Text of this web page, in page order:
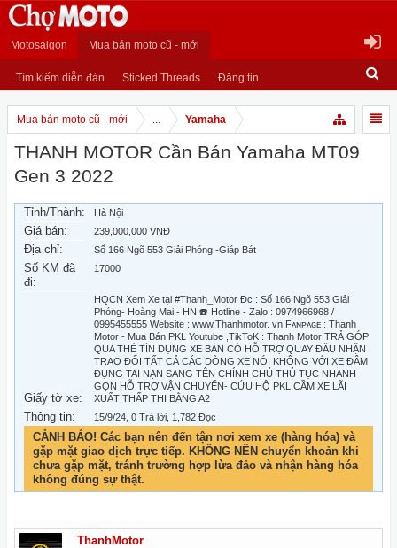
Motosaigon Mua bán moto cũ - mới
Tìm kiếm diễn đàn Sticked Threads Đăng tin
Mua bán moto cũ - mới ... Yamaha
THANH MOTOR Cần Bán Yamaha MT09
Gen 3 2022
Tỉnh/Thành: Hà Nội
Giá bán: 239,000,000 VNĐ
Địa chỉ: Số 166 Ngõ 553 Giải Phóng -Giáp Bát
Số KM đã
đi:
17000
Giấy tờ xe:
HQCN Xem Xe tại #Thanh_Motor Đc : Số 166 Ngõ 553 Giải
Phóng- Hoàng Mai - HN ☎️ Hotline - Zalo : 0974966968 /
0995455555 Website : www.Thanhmotor. vn Fᴀɴᴘᴀɢᴇ : Thanh
Motor - Mua Bán PKL Youtube ,TikToK : Thanh Motor TRẢ GÓP
QUA THẺ TÍN DỤNG XE BÁN CÓ HỖ TRỢ QUAY ĐẦU NHẬN
TRAO ĐỔI TẤT CẢ CÁC DÒNG XE NÓI KHÔNG VỚI XE ĐÂM
ĐỤNG TAI NẠN SANG TÊN CHÍNH CHỦ THỦ TỤC NHANH
GỌN HỖ TRỢ VẬN CHUYỂN- CỨU HỘ PKL CẦM XE LÃI
XUẤT THẤP THI BẰNG A2
Thông tin: 15/9/24 , 0 Trả lời, 1,782 Đọc
CẢNH BÁO! Các bạn nên đến tận nơi xem xe (hàng hóa) và
gặp mặt giao dịch trực tiếp. KHÔNG NÊN chuyển khoản khi
chưa gặp mặt, tránh trường hợp lừa đảo và nhận hàng hóa
không đúng sự thật.
ThanhMotor